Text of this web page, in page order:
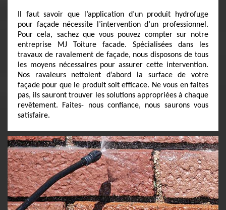
Il faut savoir que l’application d’un produit hydrofuge
pour façade nécessite l’intervention d’un professionnel.
Pour cela, sachez que vous pouvez compter sur notre
entreprise MJ Toiture facade. Spécialisées dans les
travaux de ravalement de façade, nous disposons de tous
les moyens nécessaires pour assurer cette intervention.
Nos ravaleurs nettoient d’abord la surface de votre
façade pour que le produit soit efficace. Ne vous en faites
pas, ils sauront trouver les solutions appropriées à chaque
revêtement. Faites- nous confiance, nous saurons vous
satisfaire.